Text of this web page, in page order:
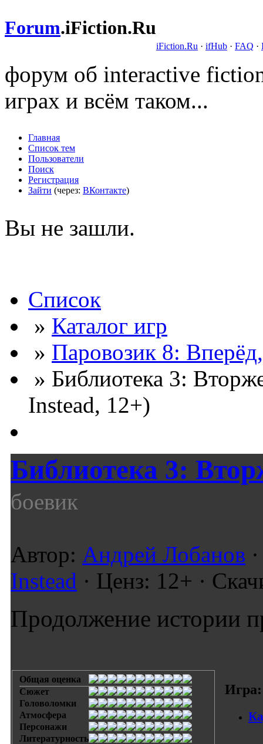
Forum.iFiction.Ru
iFiction.Ru · ifHub · FAQ ·
форум об interactive
играх и всём таком...
Главная
Список тем
Пользователи
Поиск
Регистрация
Зайти (через: ВКонтакте)
Вы не зашли.
Список
» Каталог игр
» Паровозик 8:
» Библиотека 3:
Instead, 12+)
Библиотека 3:
боевик
Автор: Андрей Лобанов
Instead · Ценз: 12+ ·
Продолжение истории
Общая оценка
Сюжет
Головоломки
Атмосфера
Персонажи
Литературность
Игра: